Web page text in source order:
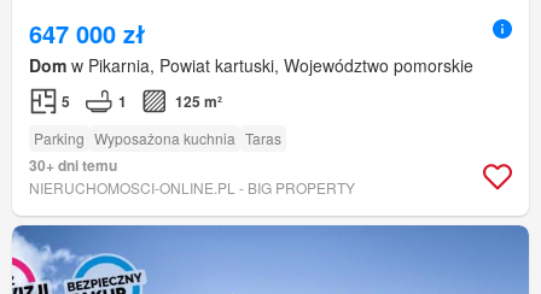
647 000 zł
Dom w Pikarnia, Powiat kartuski, Województwo pomorskie
5 1 125 m²
Parking Wyposażona kuchnia Taras
30+ dni temu
NIERUCHOMOSCI-ONLINE.PL - BIG PROPERTY